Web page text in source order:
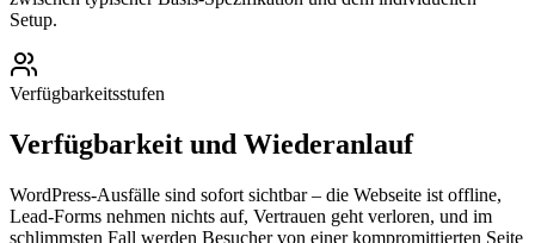
Setup.
Verfügbarkeitsstufen
Verfügbarkeit und Wiederanlauf
WordPress-Ausfälle sind sofort sichtbar – die Webseite ist offline,
Lead-Forms nehmen nichts auf, Vertrauen geht verloren, und im
schlimmsten Fall werden Besucher von einer kompromittierten Seite